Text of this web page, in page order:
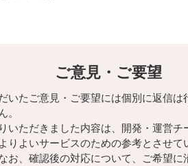
ご意見・ご要望
いたご意見・ご要望には個別に返信は
。
いただきました内容は、開発・運営チ
りよいサービスのための参考とさせて
お、確認後の対応について、ご希望に